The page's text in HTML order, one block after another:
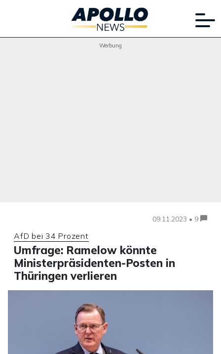
Werbung
09.11.2023 • 9
AfD bei 34 Prozent
Umfrage: Ramelow könnte
Ministerpräsidenten-Posten in
Thüringen verlieren